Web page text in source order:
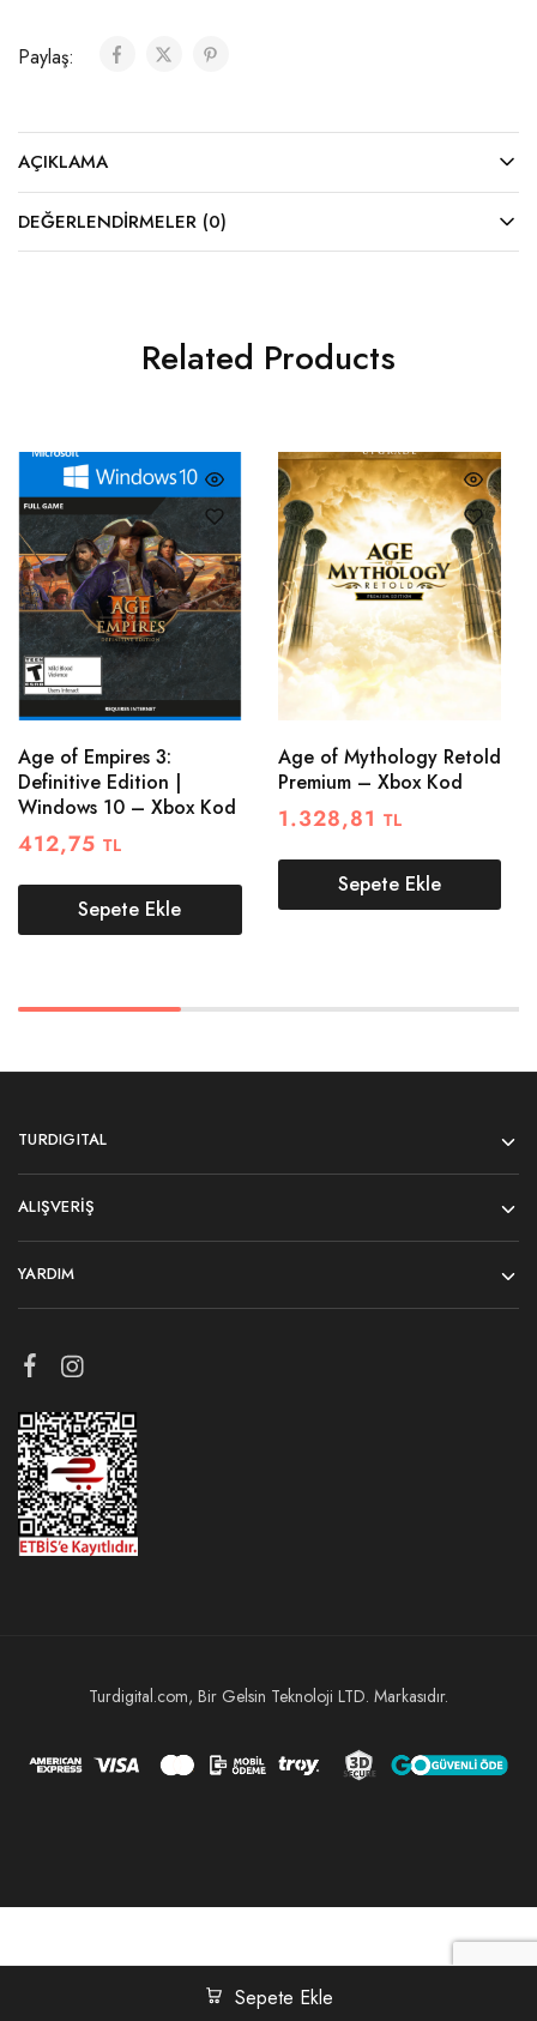
Paylaş:
AÇIKLAMA
DEĞERLENDIRMELER (0)
Related Products
Age of Empires 3:
Definitive Edition |
Windows 10 – Xbox Kod
412,75 TL
Sepete Ekle
Age of Mythology Retold
Premium – Xbox Kod
1.328,81 TL
Sepete Ekle
TURDIGITAL
ALIŞVERIŞ
YARDIM
Turdigital.com, Bir Gelsin Teknoloji LTD. Markasıdır.
Sepete Ekle